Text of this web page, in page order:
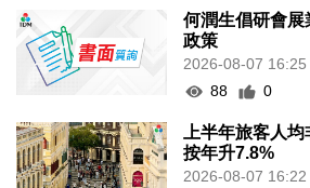
何潤生倡研會
政策
2026-08-07 16:25
88
0
上半年旅客人
按年升7.8%
2026-08-07 16:22